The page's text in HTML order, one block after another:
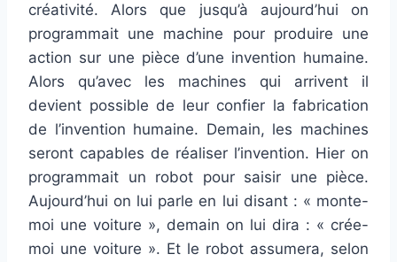
créativité. Alors que jusqu’à aujourd’hui on
programmait une machine pour produire une
action sur une pièce d’une invention humaine.
Alors qu’avec les machines qui arrivent il
devient possible de leur confier la fabrication
de l’invention humaine. Demain, les machines
seront capables de réaliser l’invention. Hier on
programmait un robot pour saisir une pièce.
Aujourd’hui on lui parle en lui disant : « monte-
moi une voiture », demain on lui dira : « crée-
moi une voiture ». Et le robot assumera, selon